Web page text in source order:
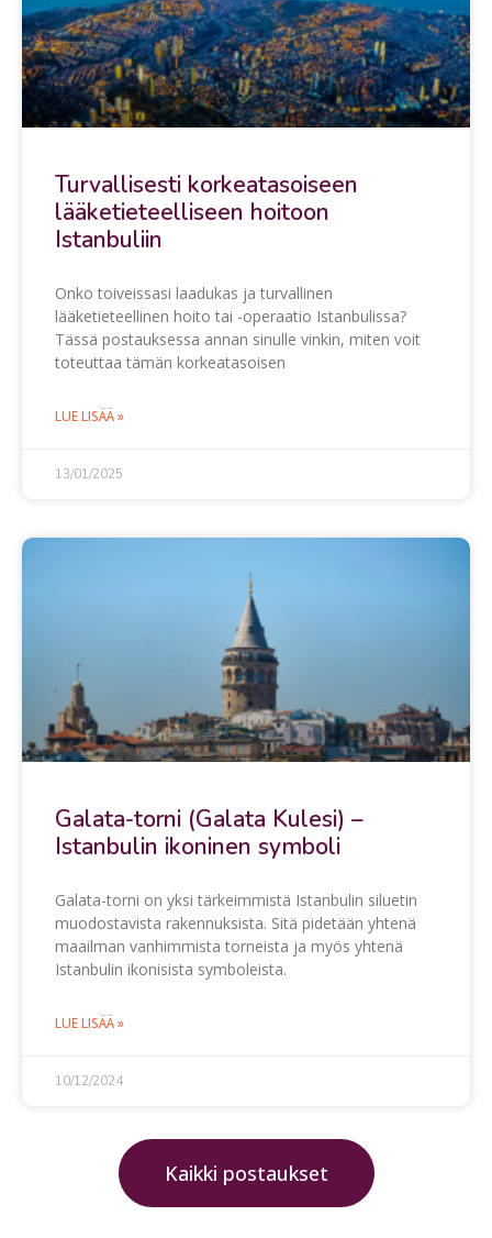
Turvallisesti korkeatasoiseen
lääketieteelliseen hoitoon
Istanbuliin
Onko toiveissasi laadukas ja turvallinen
lääketieteellinen hoito tai -operaatio Istanbulissa?
Tässä postauksessa annan sinulle vinkin, miten voit
toteuttaa tämän korkeatasoisen
LUE LISÄÄ »
13/01/2025
Galata-torni (Galata Kulesi) –
Istanbulin ikoninen symboli
Galata-torni on yksi tärkeimmistä Istanbulin siluetin
muodostavista rakennuksista. Sitä pidetään yhtenä
maailman vanhimmista torneista ja myös yhtenä
Istanbulin ikonisista symboleista.
LUE LISÄÄ »
10/12/2024
Kaikki postaukset